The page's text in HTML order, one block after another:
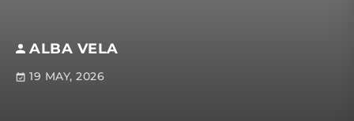
ALBA VELA
19 MAY, 2026